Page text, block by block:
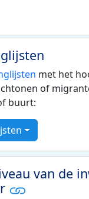
met het
of
buurt:
van de